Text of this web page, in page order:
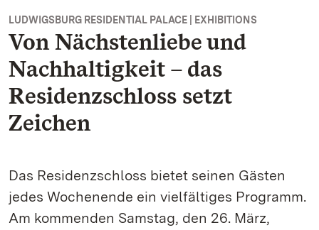
LUDWIGSBURG RESIDENTIAL PALACE | EXHIBITIONS
Von Nächstenliebe und
Nachhaltigkeit – das
Residenzschloss setzt
Zeichen
Das Residenzschloss bietet seinen Gästen
jedes Wochenende ein vielfältiges Programm.
Am kommenden Samstag, den 26. März,